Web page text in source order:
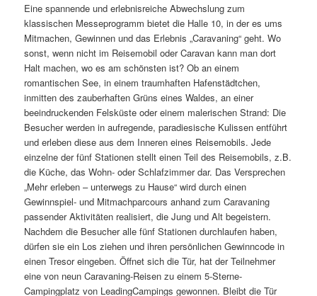
Eine spannende und erlebnisreiche Abwechslung zum
klassischen Messeprogramm bietet die Halle 10, in der es ums
Mitmachen, Gewinnen und das Erlebnis „Caravaning“ geht. Wo
sonst, wenn nicht im Reisemobil oder Caravan kann man dort
Halt machen, wo es am schönsten ist? Ob an einem
romantischen See, in einem traumhaften Hafenstädtchen,
inmitten des zauberhaften Grüns eines Waldes, an einer
beeindruckenden Felsküste oder einem malerischen Strand: Die
Besucher werden in aufregende, paradiesische Kulissen entführt
und erleben diese aus dem Inneren eines Reisemobils. Jede
einzelne der fünf Stationen stellt einen Teil des Reisemobils, z.B.
die Küche, das Wohn- oder Schlafzimmer dar. Das Versprechen
„Mehr erleben – unterwegs zu Hause“ wird durch einen
Gewinnspiel- und Mitmachparcours anhand zum Caravaning
passender Aktivitäten realisiert, die Jung und Alt begeistern.
Nachdem die Besucher alle fünf Stationen durchlaufen haben,
dürfen sie ein Los ziehen und ihren persönlichen Gewinncode in
einen Tresor eingeben. Öffnet sich die Tür, hat der Teilnehmer
eine von neun Caravaning-Reisen zu einem 5-Sterne-
Campingplatz von LeadingCampings gewonnen. Bleibt die Tür